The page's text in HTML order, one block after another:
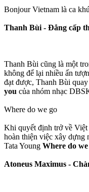
Bonjour Vietnam là ca
Thanh Bùi - Đẳng cấp
Thanh Bùi cũng là một
không để lại nhiều ấn
đạt được, Thanh Bùi
you của nhóm nhạc
Where do we go
Khi quyết định trở về Việt
hoàn thiện việc xây dựng
Tata Young Where do we
Atoneus Maximus -